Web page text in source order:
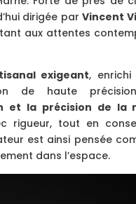
dirigée parVincent
aux attentes
exigeant,
de haute
et la précision de la
rigueur, tout en
est ainsi pensée
dans l’espace.